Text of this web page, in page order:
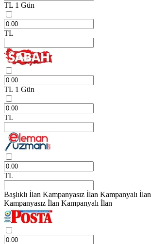
TL 1 Gün
TL
TL 1 Gün
TL
TL
Başlıklı İlan Kampanyasız İlan Kampanyalı İlan
Kampanyasız İlan Kampanyalı İlan